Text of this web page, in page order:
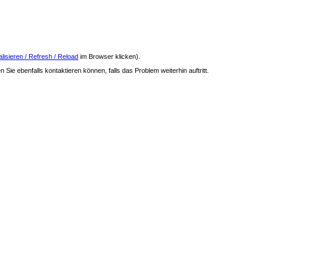
/ Refresh / Reload im Browser klicken).
Sie ebenfalls kontaktieren können, falls das Problem weiterhin auftritt.